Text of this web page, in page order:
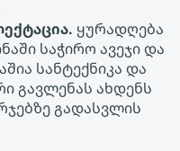
ყურადღება
საჭირო ავეჯი და
სანტექნიკა და
გავლენას ახდენს
გადასვლის